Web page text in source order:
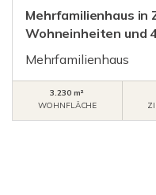
Mehrfamilienhaus in
Wohneinheiten und
Mehrfamilienhaus
3.230 m²
WOHNFLÄCHE